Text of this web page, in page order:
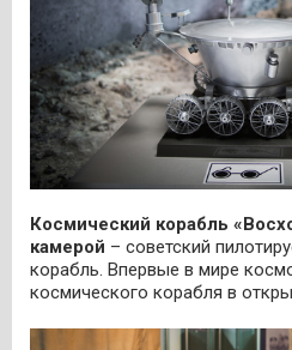
Космический корабль
камерой – советский
корабль. Впервые в мире
космического корабля в